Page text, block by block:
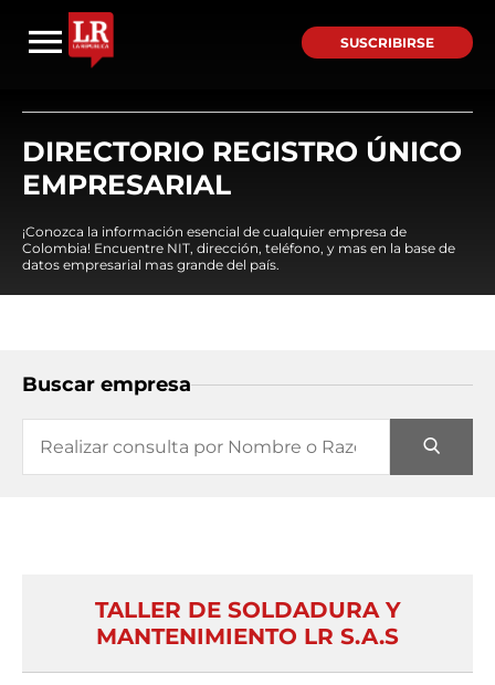
SUSCRIBIRSE
DIRECTORIO REGISTRO ÚNICO
EMPRESARIAL
¡Conozca la información esencial de cualquier empresa de
Colombia! Encuentre NIT, dirección, teléfono, y mas en la base de
datos empresarial mas grande del país.
Buscar empresa
TALLER DE SOLDADURA Y
MANTENIMIENTO LR S.A.S